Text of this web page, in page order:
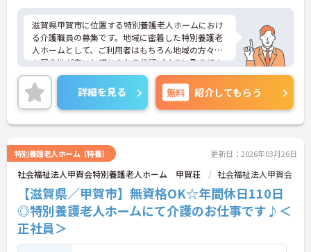
滋賀県甲賀市に位置する特別養護老人ホームにおけ
る介護職員の募集です。地域に密着した特別養護老
人ホームとして、ご利用者はもちろん地域の方々に
も居心地が良いと感じられる施設づくりに取り組ん
でいます。
無資格の方も歓迎です。ご利用者に寄り添って介護
サービスを提供していただける方を募集していま
す。また、育児休業・介護休業の取得実績もあり、
ライフステージが変化しても安心してお勤めいただ
ご興味のある方には、面接対策ポイントなど、さら
に詳細をお話しいたしますのでお気軽にご相談くだ
さい！
詳細を見る 無料 紹介してもらう
特別養護老人ホーム（特養） 更新日：2026年03月26日
社会福祉法人甲賀会特別養護老人ホーム 甲賀荘 社会福祉法人甲賀会
【滋賀県／甲賀市】無資格OK☆年間休日110日
◎特別養護老人ホームにて介護のお仕事です♪＜
正社員＞